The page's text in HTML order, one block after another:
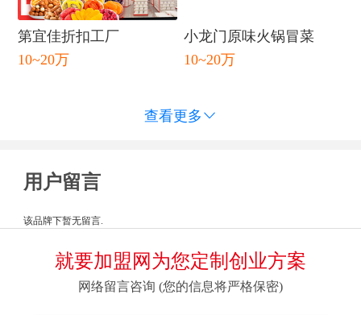
第宜佳折扣工厂
10~20万
小龙门原味火锅冒菜
10~20万
查看更多 
用户留言
该品牌下暂无留言.
就要加盟网为您定制创业方案
网络留言咨询 (您的信息将严格保密)